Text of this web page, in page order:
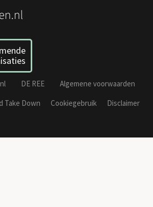
DE REE
Algemene voorwaarden
Take Down Cookiegebruik
Disclaimer